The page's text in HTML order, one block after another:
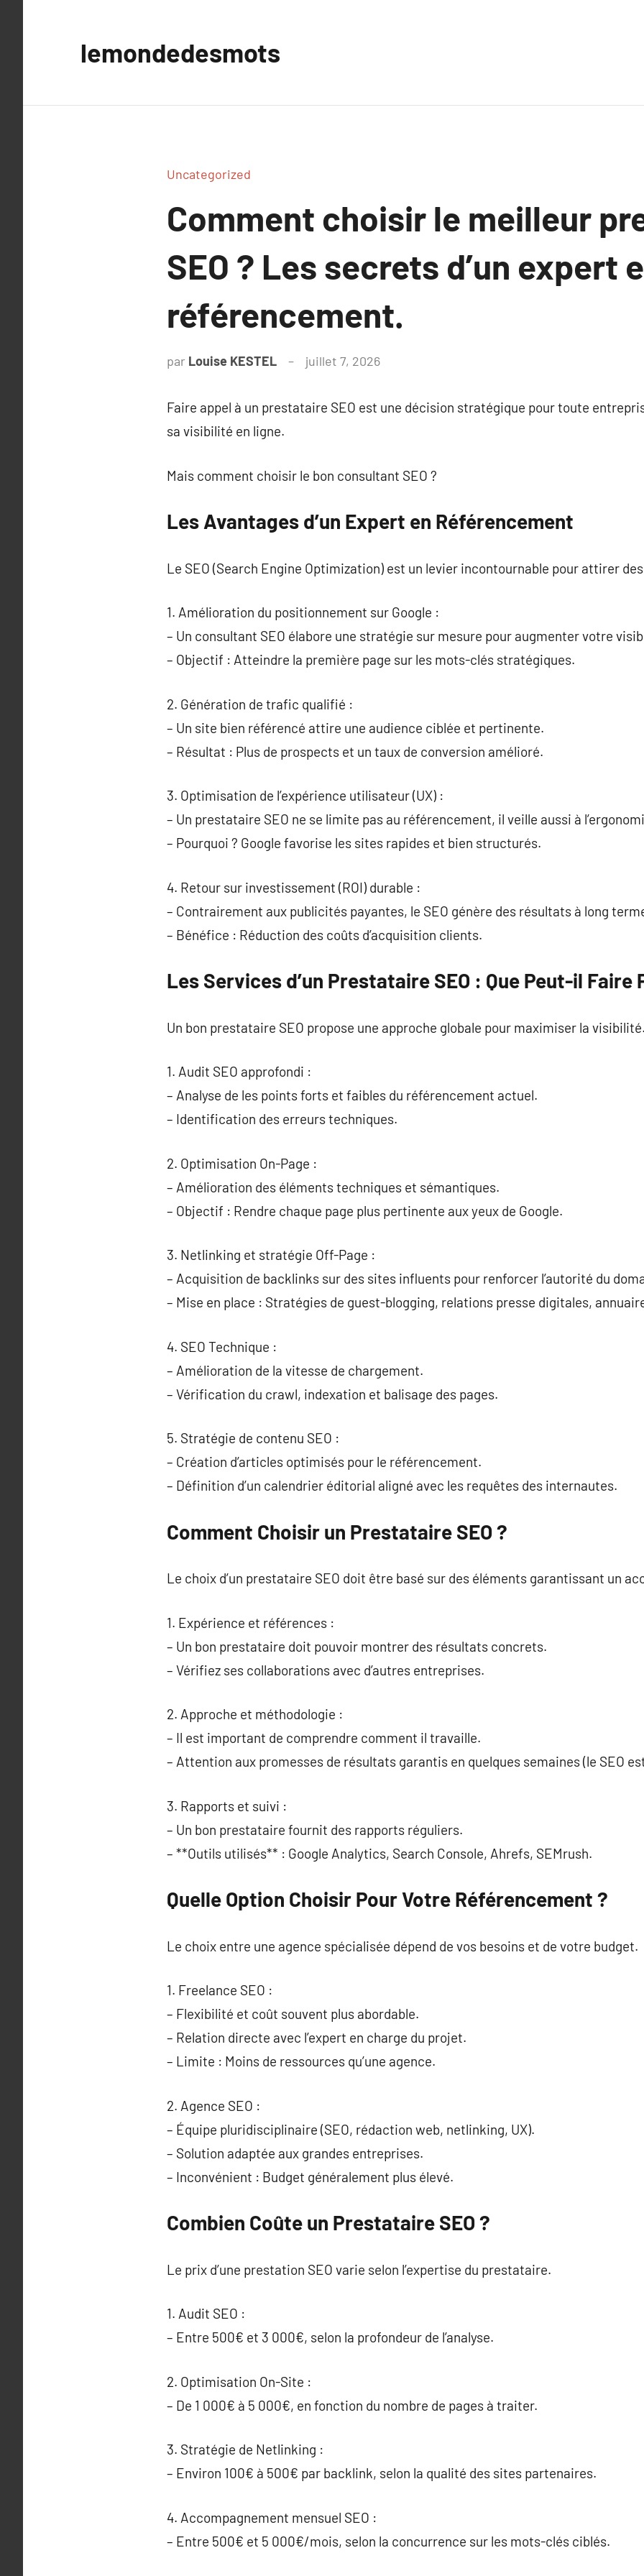
lemondedesmots
Uncategorized
Comment choisir le meilleur
SEO ? Les secrets d’un expert
référencement.
par Louise KESTEL juillet 7, 2026
Faire appel à un prestataire SEO est une décision stratégique pour toute
sa visibilité en ligne.
Mais comment choisir le bon consultant SEO ?
Les Avantages d’un Expert en Référencement
Le SEO (Search Engine Optimization) est un levier incontournable pour attirer
1. Amélioration du positionnement sur Google :
– Un consultant SEO élabore une stratégie sur mesure pour augmenter votre
– Objectif : Atteindre la première page sur les mots-clés stratégiques.
2. Génération de trafic qualifié :
– Un site bien référencé attire une audience ciblée et pertinente.
– Résultat : Plus de prospects et un taux de conversion amélioré.
3. Optimisation de l’expérience utilisateur (UX) :
– Un prestataire SEO ne se limite pas au référencement, il veille aussi à
– Pourquoi ? Google favorise les sites rapides et bien structurés.
4. Retour sur investissement (ROI) durable :
– Contrairement aux publicités payantes, le SEO génère des résultats à long
– Bénéfice : Réduction des coûts d’acquisition clients.
Les Services d’un Prestataire SEO : Que Peut-il Faire
Un bon prestataire SEO propose une approche globale pour maximiser la visibilité.
1. Audit SEO approfondi :
– Analyse de les points forts et faibles du référencement actuel.
– Identification des erreurs techniques.
2. Optimisation On-Page :
– Amélioration des éléments techniques et sémantiques.
– Objectif : Rendre chaque page plus pertinente aux yeux de Google.
3. Netlinking et stratégie Off-Page :
– Acquisition de backlinks sur des sites influents pour renforcer l’autorité du
– Mise en place : Stratégies de guest-blogging, relations presse digitales,
4. SEO Technique :
– Amélioration de la vitesse de chargement.
– Vérification du crawl, indexation et balisage des pages.
5. Stratégie de contenu SEO :
– Création d’articles optimisés pour le référencement.
– Définition d’un calendrier éditorial aligné avec les requêtes des internautes.
Comment Choisir un Prestataire SEO ?
Le choix d’un prestataire SEO doit être basé sur des éléments garantissant un
1. Expérience et références :
– Un bon prestataire doit pouvoir montrer des résultats concrets.
– Vérifiez ses collaborations avec d’autres entreprises.
2. Approche et méthodologie :
– Il est important de comprendre comment il travaille.
– Attention aux promesses de résultats garantis en quelques semaines (le SEO
3. Rapports et suivi :
– Un bon prestataire fournit des rapports réguliers.
– **Outils utilisés** : Google Analytics, Search Console, Ahrefs, SEMrush.
Quelle Option Choisir Pour Votre Référencement ?
Le choix entre une agence spécialisée dépend de vos besoins et de votre budget.
1. Freelance SEO :
– Flexibilité et coût souvent plus abordable.
– Relation directe avec l’expert en charge du projet.
– Limite : Moins de ressources qu’une agence.
2. Agence SEO :
– Équipe pluridisciplinaire (SEO, rédaction web, netlinking, UX).
– Solution adaptée aux grandes entreprises.
– Inconvénient : Budget généralement plus élevé.
Combien Coûte un Prestataire SEO ?
Le prix d’une prestation SEO varie selon l’expertise du prestataire.
1. Audit SEO :
– Entre 500€ et 3 000€, selon la profondeur de l’analyse.
2. Optimisation On-Site :
– De 1 000€ à 5 000€, en fonction du nombre de pages à traiter.
3. Stratégie de Netlinking :
– Environ 100€ à 500€ par backlink, selon la qualité des sites partenaires.
4. Accompagnement mensuel SEO :
– Entre 500€ et 5 000€/mois, selon la concurrence sur les mots-clés ciblés.